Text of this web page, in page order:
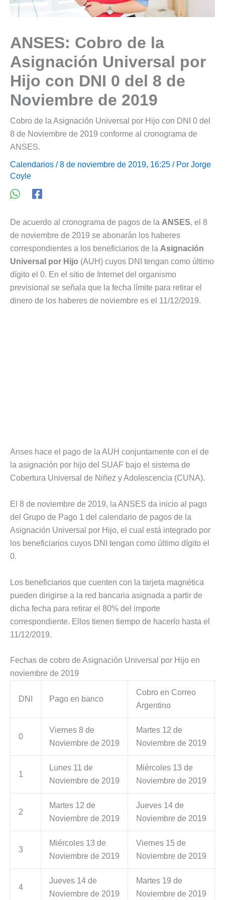
ANSES: Cobro de la
Asignación Universal por
Hijo con DNI 0 del 8 de
Noviembre de 2019
Cobro de la Asignación Universal por Hijo con DNI 0 del
8 de Noviembre de 2019 conforme al cronograma de
ANSES.
Calendarios / 8 de noviembre de 2019, 16:25 / Por Jorge
Coyle
De acuerdo al cronograma de pagos de la ANSES, el 8
de noviembre de 2019 se abonarán los haberes
correspondientes a los beneficiarios de la Asignación
Universal por Hijo (AUH) cuyos DNI tengan como último
dígito el 0. En el sitio de Internet del organismo
previsional se señala que la fecha límite para retirar el
dinero de los haberes de noviembre es el 11/12/2019.
Anses hace el pago de la AUH conjuntamente con el de
la asignación por hijo del SUAF bajo el sistema de
Cobertura Universal de Niñez y Adolescencia (CUNA).
El 8 de noviembre de 2019, la ANSES da inicio al pago
del Grupo de Pago 1 del calendario de pagos de la
Asignación Universal por Hijo, el cual está integrado por
los beneficiarios cuyos DNI tengan como último dígito el
0.
Los beneficiarios que cuenten con la tarjeta magnética
pueden dirigirse a la red bancaria asignada a partir de
dicha fecha para retirar el 80% del importe
correspondiente. Ellos tienen tiempo de hacerlo hasta el
11/12/2019.
Fechas de cobro de Asignación Universal por Hijo en
noviembre de 2019
DNI Pago en banco
Cobro en Correo
Argentino
0
Viernes 8 de
Noviembre de 2019
Martes 12 de
Noviembre de 2019
1
Lunes 11 de
Noviembre de 2019
Miércoles 13 de
Noviembre de 2019
2
Martes 12 de
Noviembre de 2019
Jueves 14 de
Noviembre de 2019
3
Miércoles 13 de
Noviembre de 2019
Viernes 15 de
Noviembre de 2019
4
Jueves 14 de
Noviembre de 2019
Martes 19 de
Noviembre de 2019